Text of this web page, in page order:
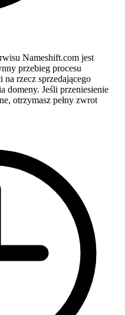
Nameshift.com jest
przebieg procesu
na rzecz sprzedającego
domeny. Jeśli przeniesienie
otrzymasz pełny zwrot